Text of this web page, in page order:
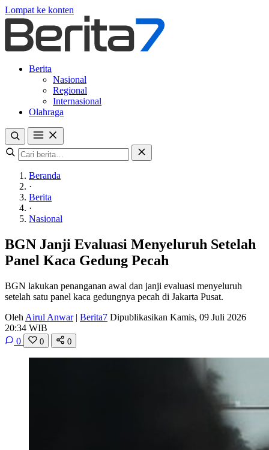
Lompat ke konten
Berita
Nasional
Regional
Internasional
Olahraga
Beranda
·
Berita
·
Nasional
BGN Janji Evaluasi Menyeluruh Setelah
Panel Kaca Gedung Pecah
BGN lakukan penanganan awal dan janji evaluasi menyeluruh
setelah satu panel kaca gedungnya pecah di Jakarta Pusat.
Oleh Airul Anwar | Berita7 Dipublikasikan Kamis, 09 Juli 2026
20:34 WIB
0
0 0